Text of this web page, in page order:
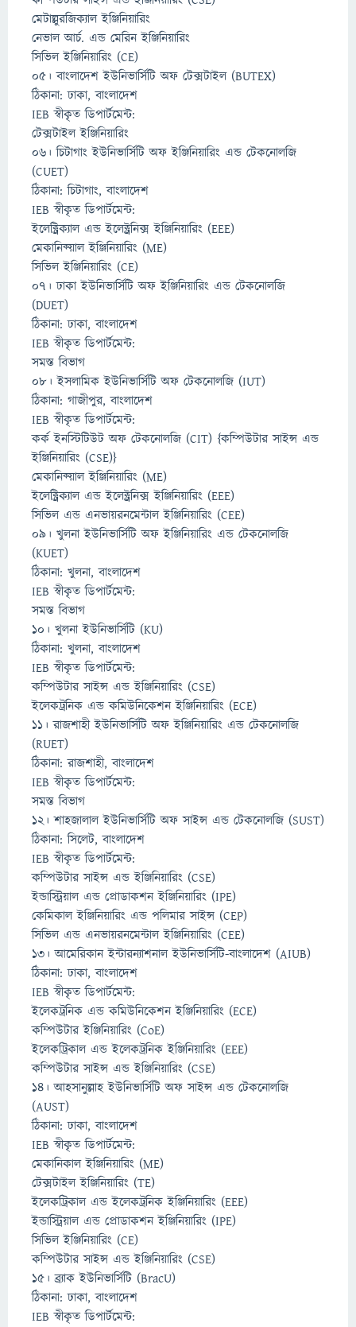
মেটাল্লুরজিক্যাল ইঞ্জিনিয়ারিং
নেভাল আর্চ. এন্ড মেরিন ইঞ্জিনিয়ারিং
সিভিল ইঞ্জিনিয়ারিং (CE)
০৫। বাংলাদেশ ইউনিভার্সিটি অফ টেক্সটাইল (BUTEX)
ঠিকানা: ঢাকা, বাংলাদেশ
IEB স্বীকৃত ডিপার্টমেন্ট:
টেক্সটাইল ইঞ্জিনিয়ারিং
০৬। চিটাগাং ইউনিভার্সিটি অফ ইঞ্জিনিয়ারিং এন্ড টেকনোলজি
(CUET)
ঠিকানা: চিটাগাং, বাংলাদেশ
IEB স্বীকৃত ডিপার্টমেন্ট:
ইলেক্ট্রিক্যাল এন্ড ইলেক্ট্রনিক্স ইঞ্জিনিয়ারিং (EEE)
মেকানিক্য়াল ইঞ্জিনিয়ারিং (ME)
সিভিল ইঞ্জিনিয়ারিং (CE)
০৭। ঢাকা ইউনিভার্সিটি অফ ইঞ্জিনিয়ারিং এন্ড টেকনোলজি
(DUET)
ঠিকানা: ঢাকা, বাংলাদেশ
IEB স্বীকৃত ডিপার্টমেন্ট:
সমস্ত বিভাগ
০৮। ইসলামিক ইউনিভার্সিটি অফ টেকনোলজি (IUT)
ঠিকানা: গাজীপুর, বাংলাদেশ
IEB স্বীকৃত ডিপার্টমেন্ট:
কর্ক ইনস্টিটিউট অফ টেকনোলজি (CIT) {কম্পিউটার সাইন্স এন্ড
ইঞ্জিনিয়ারিং (CSE)}
মেকানিক্য়াল ইঞ্জিনিয়ারিং (ME)
ইলেক্ট্রিক্যাল এন্ড ইলেক্ট্রনিক্স ইঞ্জিনিয়ারিং (EEE)
সিভিল এন্ড এনভায়রনমেন্টাল ইঞ্জিনিয়ারিং (CEE)
০৯। খুলনা ইউনিভার্সিটি অফ ইঞ্জিনিয়ারিং এন্ড টেকনোলজি
(KUET)
ঠিকানা: খুলনা, বাংলাদেশ
IEB স্বীকৃত ডিপার্টমেন্ট:
সমস্ত বিভাগ
১০। খুলনা ইউনিভার্সিটি (KU)
ঠিকানা: খুলনা, বাংলাদেশ
IEB স্বীকৃত ডিপার্টমেন্ট:
কম্পিউটার সাইন্স এন্ড ইঞ্জিনিয়ারিং (CSE)
ইলেকট্রনিক এন্ড কমিউনিকেশন ইঞ্জিনিয়ারিং (ECE)
১১। রাজশাহী ইউনিভার্সিটি অফ ইঞ্জিনিয়ারিং এন্ড টেকনোলজি
(RUET)
ঠিকানা: রাজশাহী, বাংলাদেশ
IEB স্বীকৃত ডিপার্টমেন্ট:
সমস্ত বিভাগ
১২। শাহজালাল ইউনিভার্সিটি অফ সাইন্স এন্ড টেকনোলজি (SUST)
ঠিকানা: সিলেট, বাংলাদেশ
IEB স্বীকৃত ডিপার্টমেন্ট:
কম্পিউটার সাইন্স এন্ড ইঞ্জিনিয়ারিং (CSE)
ইন্ডাস্ট্রিয়াল এন্ড প্রোডাকশন ইঞ্জিনিয়ারিং (IPE)
কেমিকাল ইঞ্জিনিয়ারিং এন্ড পলিমার সাইন্স (CEP)
সিভিল এন্ড এনভায়রনমেন্টাল ইঞ্জিনিয়ারিং (CEE)
১৩। আমেরিকান ইন্টারন্যাশনাল ইউনিভার্সিটি-বাংলাদেশ (AIUB)
ঠিকানা: ঢাকা, বাংলাদেশ
IEB স্বীকৃত ডিপার্টমেন্ট:
ইলেকট্রনিক এন্ড কমিউনিকেশন ইঞ্জিনিয়ারিং (ECE)
কম্পিউটার ইঞ্জিনিয়ারিং (CoE)
ইলেকট্রিকাল এন্ড ইলেকট্রনিক ইঞ্জিনিয়ারিং (EEE)
কম্পিউটার সাইন্স এন্ড ইঞ্জিনিয়ারিং (CSE)
১৪। আহসানুল্লাহ ইউনিভার্সিটি অফ সাইন্স এন্ড টেকনোলজি
(AUST)
ঠিকানা: ঢাকা, বাংলাদেশ
IEB স্বীকৃত ডিপার্টমেন্ট:
মেকানিকাল ইঞ্জিনিয়ারিং (ME)
টেক্সটাইল ইঞ্জিনিয়ারিং (TE)
ইলেকট্রিকাল এন্ড ইলেকট্রনিক ইঞ্জিনিয়ারিং (EEE)
ইন্ডাস্ট্রিয়াল এন্ড প্রোডাকশন ইঞ্জিনিয়ারিং (IPE)
সিভিল ইঞ্জিনিয়ারিং (CE)
কম্পিউটার সাইন্স এন্ড ইঞ্জিনিয়ারিং (CSE)
১৫। ব্র্যাক ইউনিভার্সিটি (BracU)
ঠিকানা: ঢাকা, বাংলাদেশ
IEB স্বীকৃত ডিপার্টমেন্ট: